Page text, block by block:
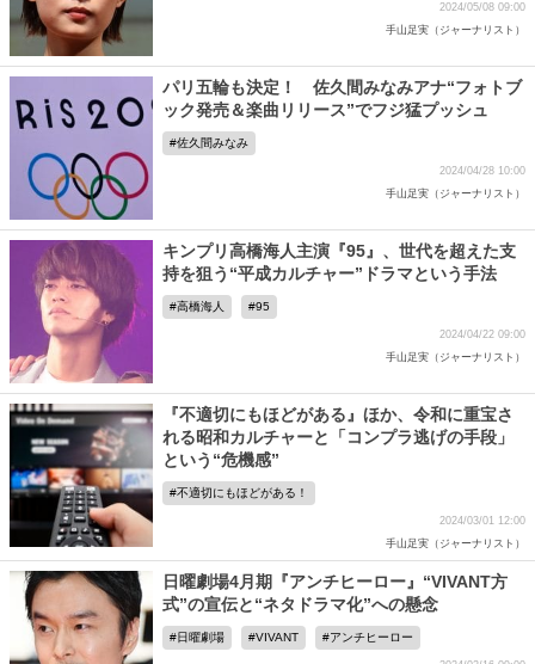
2024/05/08 09:00
手山足実（ジャーナリスト）
パリ五輪も決定！ 佐久間みなみアナ“フォトブ
ック発売＆楽曲リリース”でフジ猛プッシュ
佐久間みなみ
2024/04/28 10:00
手山足実（ジャーナリスト）
キンプリ高橋海人主演『95』、世代を超えた支
持を狙う“平成カルチャー”ドラマという手法
高橋海人 95
2024/04/22 09:00
手山足実（ジャーナリスト）
『不適切にもほどがある』ほか、令和に重宝さ
れる昭和カルチャーと「コンプラ逃げの手段」
という“危機感”
不適切にもほどがある！
2024/03/01 12:00
手山足実（ジャーナリスト）
日曜劇場4月期『アンチヒーロー』“VIVANT方
式”の宣伝と“ネタドラマ化”への懸念
日曜劇場 VIVANT アンチヒーロー